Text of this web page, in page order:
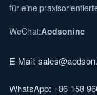
für eine
WeChat:Aodsoninc
E-Mail:
WhatsApp: +86 158